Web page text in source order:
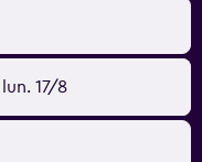
lun. 17/8